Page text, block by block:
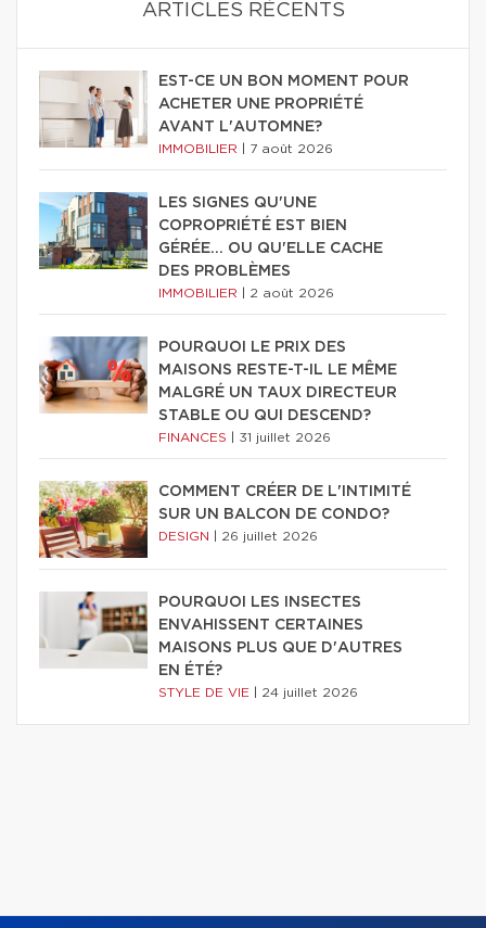
ARTICLES RÉCENTS
EST-CE UN BON MOMENT POUR
ACHETER UNE PROPRIÉTÉ
AVANT L'AUTOMNE?
IMMOBILIER 7 août 2026
LES SIGNES QU'UNE
COPROPRIÉTÉ EST BIEN
GÉRÉE… OU QU'ELLE CACHE
DES PROBLÈMES
IMMOBILIER 2 août 2026
POURQUOI LE PRIX DES
MAISONS RESTE-T-IL LE MÊME
MALGRÉ UN TAUX DIRECTEUR
STABLE OU QUI DESCEND?
FINANCES 31 juillet 2026
COMMENT CRÉER DE L'INTIMITÉ
SUR UN BALCON DE CONDO?
DESIGN 26 juillet 2026
POURQUOI LES INSECTES
ENVAHISSENT CERTAINES
MAISONS PLUS QUE D'AUTRES
EN ÉTÉ?
STYLE DE VIE 24 juillet 2026